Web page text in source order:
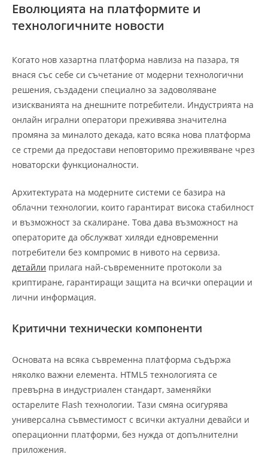
Еволюцията на платформите и
технологичните новости
Когато нов хазартна платформа навлиза на пазара, тя
внася със себе си съчетание от модерни технологични
решения, създадени специално за задоволяване
изискванията на днешните потребители. Индустрията на
онлайн игрални оператори преживява значителна
промяна за миналото декада, като всяка нова платформа
се стреми да предостави неповторимо преживяване чрез
новаторски функционалности.
Архитектурата на модерните системи се базира на
облачни технологии, които гарантират висока стабилност
и възможност за скалиране. Това дава възможност на
операторите да обслужват хиляди едновременни
потребители без компромис в нивото на сервиза.
детайли прилага най-съвременните протоколи за
криптиране, гарантиращи защита на всички операции и
лични информация.
Критични технически компоненти
Основата на всяка съвременна платформа съдържа
няколко важни елемента. HTML5 технологията се
превърна в индустриален стандарт, заменяйки
остарелите Flash технологии. Тази смяна осигурява
универсална съвместимост с всички актуални девайси и
операционни платформи, без нужда от допълнителни
приложения.